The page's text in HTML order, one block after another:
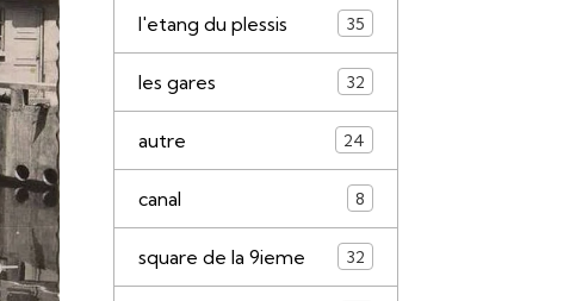
l'etang du plessis 35
les gares 32
autre 24
canal 8
square de la 9ieme 32